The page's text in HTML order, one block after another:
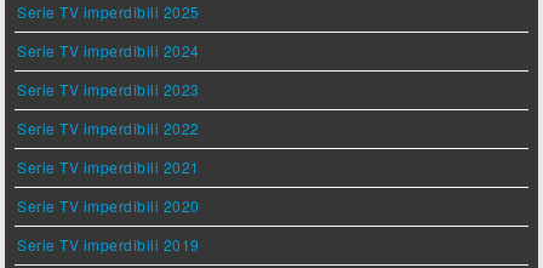
Serie TV imperdibili 2025
Serie TV imperdibili 2024
Serie TV imperdibili 2023
Serie TV imperdibili 2022
Serie TV imperdibili 2021
Serie TV imperdibili 2020
Serie TV imperdibili 2019